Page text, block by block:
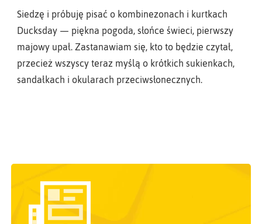
Siedzę i próbuję pisać o kombinezonach i kurtkach
Ducksday — piękna pogoda, słońce świeci, pierwszy
majowy upał. Zastanawiam się, kto to będzie czytał,
przecież wszyscy teraz myślą o krótkich sukienkach,
sandałkach i okularach przeciwsłonecznych.